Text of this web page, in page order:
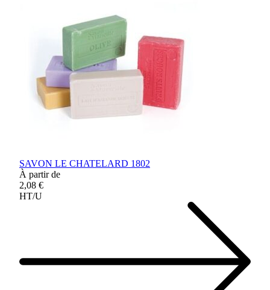
SAVON LE CHATELARD 1802
À partir de
2,08 €
HT/U